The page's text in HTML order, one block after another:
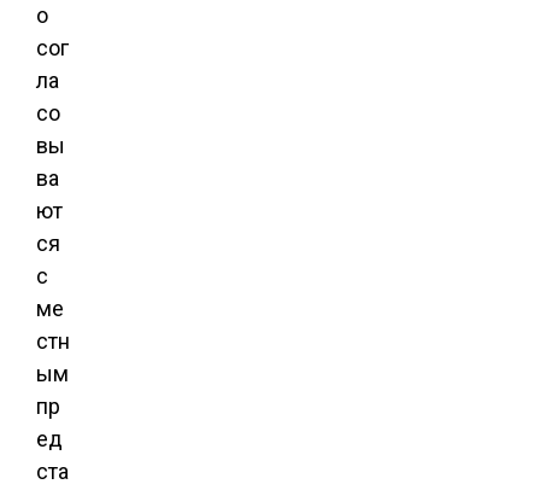
о
сог
ла
со
вы
ва
ют
ся
с
ме
стн
ым
пр
ед
ста